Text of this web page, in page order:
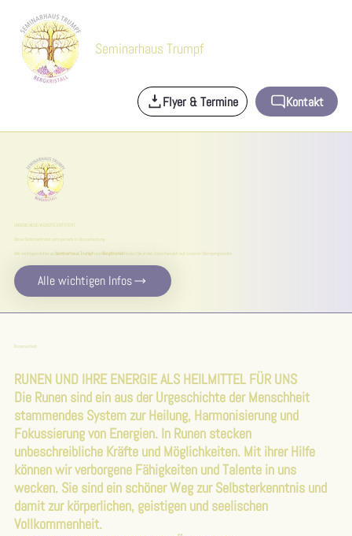
Flyer & Termine Kontakt
Seminarhaus Trumpf
UNSERE NEUE WEBSITE ENTSTEHT
Diese Seite befindet sich gerade in Überarbeitung.
Alle wichtigen Infos zuSeminarhaus TrumpfundBergKristallfinden Sie in der Zwischenzeit auf unserer Übergangsseite.
Alle wichtigen Infos
Runenarbeit
RUNEN UND IHRE ENERGIE ALS HEILMITTEL FÜR UNS
Die Runen sind ein aus der Urgeschichte der Menschheit
stammendes System zur Heilung, Harmonisierung und
Fokussierung von Energien. In Runen stecken
unbeschreibliche Kräfte und Möglichkeiten. Mit ihrer Hilfe
können wir verborgene Fähigkeiten und Talente in uns
wecken. Sie sind ein schöner Weg zur Selbsterkenntnis und
damit zur körperlichen, geistigen und seelischen
Vollkommenheit.